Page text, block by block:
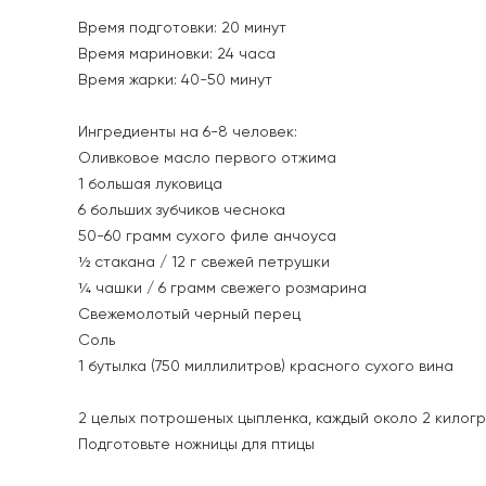
Время подготовки: 20 минут
Время мариновки: 24 часа
Время жарки: 40-50 минут
Ингредиенты на 6-8 человек:
Оливковое масло первого отжима
1 большая луковица
6 больших зубчиков чеснока
50-60 грамм сухого филе анчоуса
½ стакана / 12 г свежей петрушки
¼ чашки / 6 грамм свежего розмарина
Свежемолотый черный перец
Соль
1 бутылка (750 миллилитров) красного сухого вина
2 целых потрошеных цыпленка, каждый около 2
Подготовьте ножницы для птицы